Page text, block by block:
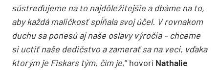
sústreďujeme na to najdôležitejšie a dbáme na to,
aby každá maličkosť spĺňala svoj účel. V rovnakom
duchu sa ponesú aj naše oslavy výročia – chceme
si uctiť naše dedičstvo a zamerať sa na veci, vďaka
ktorým je Fiskars tým, čím je,“ hovorí Nathalie